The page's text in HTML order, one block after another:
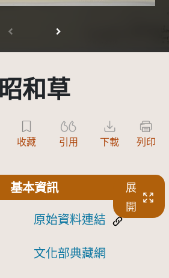
護-僅限於本平台有限度公開瀏覽
昭和草
收藏 引用 下載 列印
基本資訊
展
開
原始資料連結
文化部典藏網